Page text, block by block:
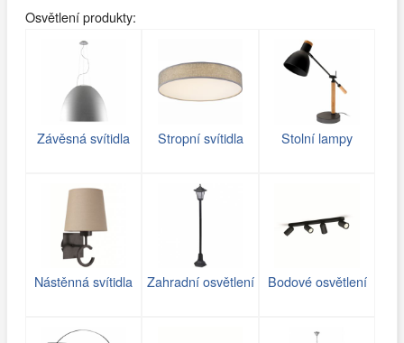
Osvětlení produkty:
Závěsná svítidla Stropní svítidla Stolní lampy
Nástěnná svítidla Zahradní osvětlení Bodové osvětlení